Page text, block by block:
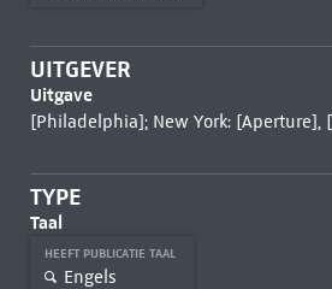
UITGEVER
Uitgave
[Philadelphia]; New York: [Aperture],
TYPE
Taal
HEEFT PUBLICATIE TAAL
Engels